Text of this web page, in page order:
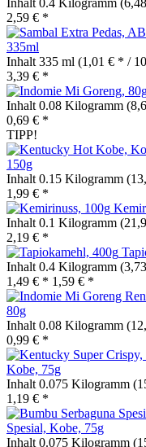
2,59 € *
335ml
Inhalt 335 ml (1,01 € * /
3,39 € *
Inhalt 0.08 Kilogramm
0,69 € *
TIPP!
150g
Inhalt 0.15 Kilogramm
1,99 € *
Inhalt 0.1 Kilogramm
2,19 € *
Inhalt 0.4 Kilogramm
1,49 € * 1,59 € *
80g
Inhalt 0.08 Kilogramm
0,99 € *
Kobe, 75g
Inhalt 0.075 Kilogramm
1,19 € *
Spesial, Kobe, 75g
Inhalt 0.075 Kilogramm